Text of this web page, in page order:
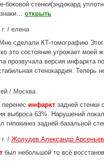
боковой стенки(эндокард
открыть
/ елена
сделали КТ-
это состояние угрожает моей
прозвучала версия инфаркта
стенокардия. Теперь
/ Москва
инфаркт задней стенки
выброса 63%. Нарушений
гипокинез задней базальной
/ Жолудев Александр
был небольшой то всё